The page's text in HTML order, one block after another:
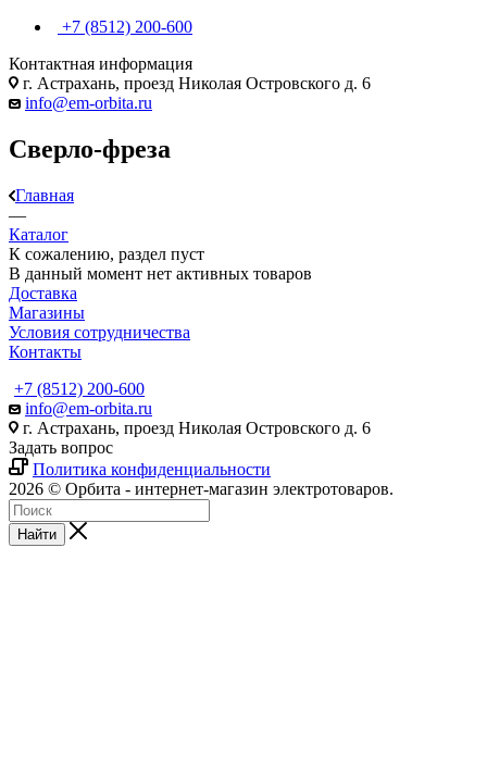
+7 (8512) 200-600
Контактная информация
г. Астрахань, проезд Николая Островского д. 6
info@em-orbita.ru
Сверло-фреза
Главная
—
Каталог
К сожалению, раздел пуст
В данный момент нет активных товаров
Доставка
Магазины
Условия сотрудничества
Контакты
+7 (8512) 200-600
info@em-orbita.ru
г. Астрахань, проезд Николая Островского д. 6
Задать вопрос
Политика конфиденциальности
2026 © Орбита - интернет-магазин электротоваров.
Найти